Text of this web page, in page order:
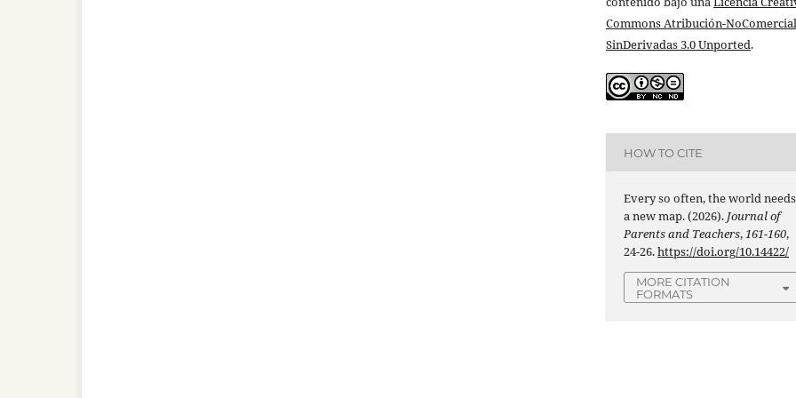
Commons Atribución-
SinDerivadas 3.0 Unported.
HOW TO CITE
Every so often, the world needs
a new map. (2026). Journal of
Parents and Teachers,161-160,
24-26.https://doi.org/10.14422/
MORE CITATION
FORMATS